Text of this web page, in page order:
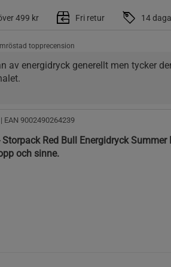
499 kr Fri retur 14
topprecension
av energidryck generellt men tycker
| EAN 9002490264239
Red Bull Energidryck
och sinne.